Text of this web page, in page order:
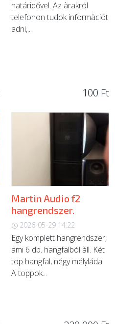
határidővel. Az àrakról
telefonon tudok informàciót
adni,...
100 Ft
Martin Audio f2
hangrendszer.
2026-05-29 14:22
Egy komplett hangrendszer,
ami 6 db. hangfalból àll. Két
top hangfal, négy mélyláda.
A toppok...